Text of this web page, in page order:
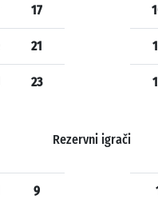
17
21
23
Rezervni igrači
9